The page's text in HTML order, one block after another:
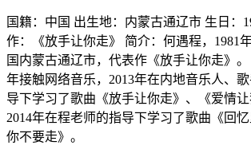
国籍：中国 出生地：内蒙古通辽市 生日：
作：《放手让你走》 简介：何遇程，1981
国内蒙古通辽市，代表作《放手让你走》
年接触网络音乐，2013年在内地音乐人、
导下学习了歌曲《放手让你走》、《爱情让
2014年在程老师的指导下学习了歌曲《回
你不要走》。